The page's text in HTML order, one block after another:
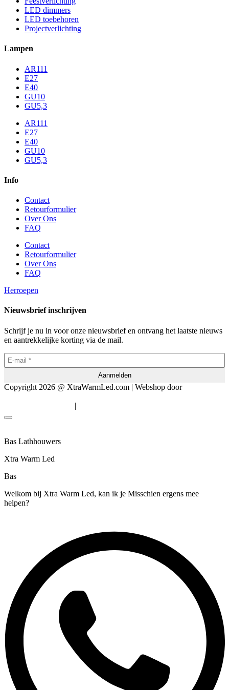
LED dimmers
LED toebehoren
Projectverlichting
Lampen
AR111
E27
E40
GU10
GU5,3
AR111
E27
E40
GU10
GU5,3
Info
Contact
Retourformulier
Over Ons
FAQ
Contact
Retourformulier
Over Ons
FAQ
Herroepen
Nieuwsbrief inschrijven
Schrijf je nu in voor onze nieuwsbrief en ontvang het laatste nieuws
en aantrekkelijke korting via de mail.
Copyright 2026 @ XtraWarmLed.com | Webshop door
|
Bas Lathhouwers
Xtra Warm Led
Bas
Welkom bij Xtra Warm Led, kan ik je Misschien ergens mee
helpen?